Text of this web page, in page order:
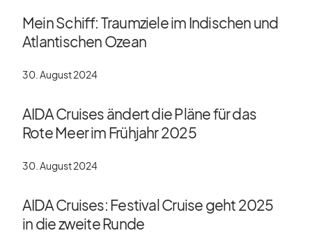
Mein Schiff: Traumziele im Indischen und
Atlantischen Ozean
30. August 2024
AIDA Cruises ändert die Pläne für das
Rote Meer im Frühjahr 2025
30. August 2024
AIDA Cruises: Festival Cruise geht 2025
in die zweite Runde